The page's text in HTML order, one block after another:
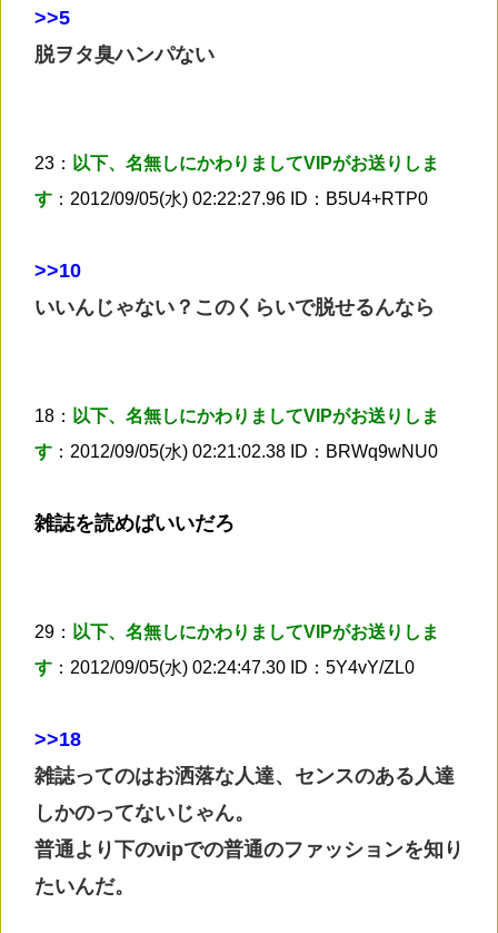
>>5
脱ヲタ臭ハンパない
23： 以下、名無しにかわりましてVIPがお送りしま
す ：2012/09/05(水) 02:22:27.96 ID：B5U4+RTP0
>>10
いいんじゃない？このくらいで脱せるんなら
18： 以下、名無しにかわりましてVIPがお送りしま
す ：2012/09/05(水) 02:21:02.38 ID：BRWq9wNU0
雑誌を読めばいいだろ
29： 以下、名無しにかわりましてVIPがお送りしま
す ：2012/09/05(水) 02:24:47.30 ID：5Y4vY/ZL0
>>18
雑誌ってのはお洒落な人達、センスのある人達
しかのってないじゃん。
普通より下のvipでの普通のファッションを知り
たいんだ。